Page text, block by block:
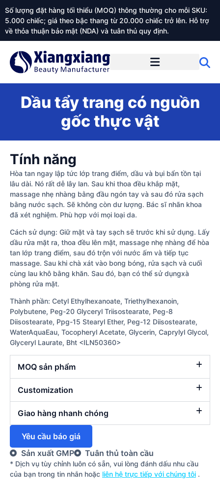
Số lượng đặt hàng tối thiểu (MOQ) thông thường cho mỗi SKU:
5.000 chiếc; giá theo bậc thang từ 20.000 chiếc trở lên. Hỗ trợ
về thỏa thuận bảo mật (NDA) và tuân thủ quy định.
Dầu tẩy trang có nguồn
gốc thực vật
Tính năng
Hòa tan ngay lập tức lớp trang điểm, dầu và bụi bẩn tồn tại
lâu dài. Nó rất dễ lây lan. Sau khi thoa đều khắp mặt,
massage nhẹ nhàng bằng đầu ngón tay và sau đó rửa sạch
bằng nước sạch. Sẽ không còn dư lượng. Bác sĩ nhãn khoa
đã xét nghiệm. Phù hợp với mọi loại da.
Cách sử dụng: Giữ mặt và tay sạch sẽ trước khi sử dụng. Lấy
dầu rửa mặt ra, thoa đều lên mặt, massage nhẹ nhàng để hòa
tan lớp trang điểm, sau đó trộn với nước ấm và tiếp tục
massage. Sau khi chà xát vào bong bóng, rửa sạch và cuối
cùng lau khô bằng khăn. Sau đó, bạn có thể sử dụngxà
phòng rửa mặt.
Thành phần: Cetyl Ethylhexanoate, Triethylhexanoin,
Polybutene, Peg-20 Glyceryl Triisostearate, Peg-8
Diisostearate, Ppg-15 Stearyl Ether, Peg-12 Diisostearate,
WaterAquaEau, Tocopheryl Acetate, Glycerin, Caprylyl Glycol,
Glyceryl Laurate, Bht <ILN50360>
MOQ sản phẩm
Customization
Giao hàng nhanh chóng
Yêu cầu báo giá
Sản xuất GMP
Tuân thủ toàn cầu
* Dịch vụ tùy chỉnh luôn có sẵn, vui lòng đánh dấu nhu cầu
của bạn trong tin nhắn hoặc liên hệ trực tiếp với chúng tôi .